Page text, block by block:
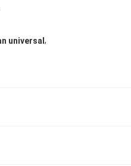
universal ,